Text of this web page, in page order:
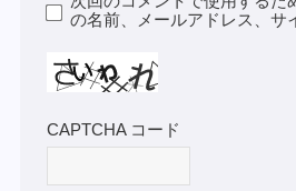
の名前、メールアドレス、サ
CAPTCHA コード